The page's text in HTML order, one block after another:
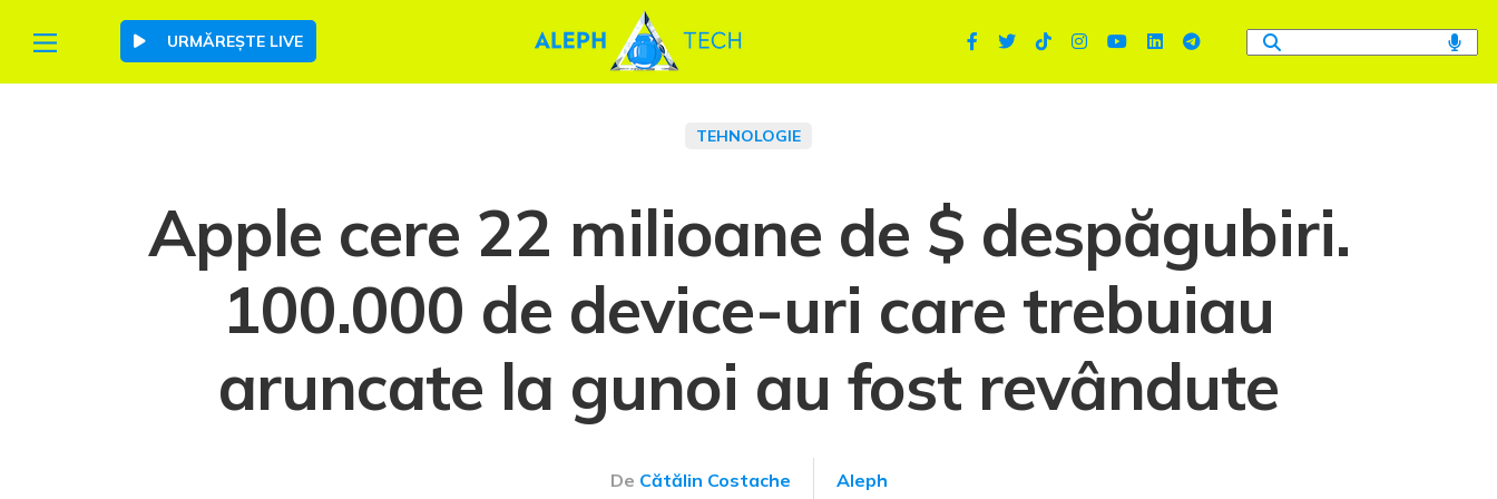
URMĂREȘTE LIVE
TEHNOLOGIE
Apple cere 22 milioane de $ despăgubiri.
100.000 de device-uri care trebuiau
aruncate la gunoi au fost revândute
De Cătălin Costache Aleph